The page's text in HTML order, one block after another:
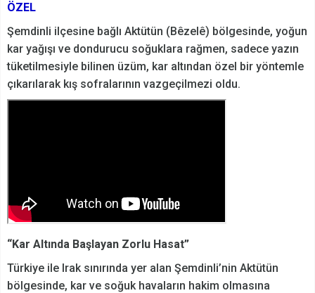
ÖZEL
Şemdinli ilçesine bağlı Aktütün (Bêzelê) bölgesinde, yoğun
kar yağışı ve dondurucu soğuklara rağmen, sadece yazın
tüketilmesiyle bilinen üzüm, kar altından özel bir yöntemle
çıkarılarak kış sofralarının vazgeçilmezi oldu.
“Kar Altında Başlayan Zorlu Hasat”
Türkiye ile Irak sınırında yer alan Şemdinli’nin Aktütün
bölgesinde, kar ve soğuk havaların hakim olmasına